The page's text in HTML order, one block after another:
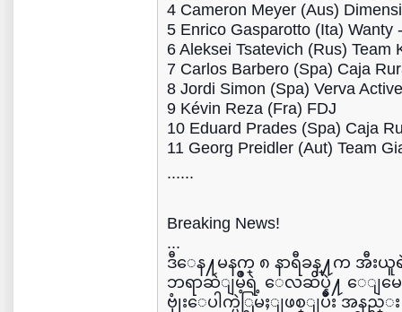
4 Cameron Meyer (Aus)
5 Enrico Gasparotto (Ita)
6 Aleksei Tsatevich (Rus) Team
7 Carlos Barbero (Spa) Caja
8 Jordi Simon (Spa) Verva
9 Kévin Reza (Fra) FDJ
10 Eduard Prades (Spa) Caja
11 Georg Preidler (Aut) Team
......
Breaking News!
...
ဒီေန႔မနက္ ၈ နာရီခန္႔က အီ
ဘရာဆဲျမိဳ့ရဲ့ ေလဆိပ္နဲ႔ ေျမေ
ဗုုံးေပါက္ပဲြမႈျဖစ္ျပီး အနည္